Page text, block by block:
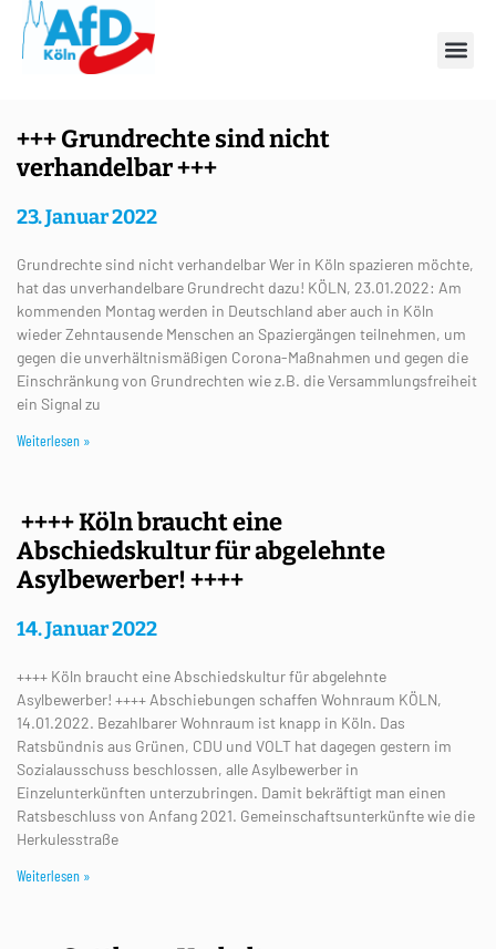
Jahr: 2022
+++ Grundrechte sind nicht
verhandelbar +++
23. Januar 2022
Grundrechte sind nicht verhandelbar Wer in Köln spazieren möchte,
hat das unverhandelbare Grundrecht dazu! KÖLN, 23.01.2022: Am
kommenden Montag werden in Deutschland aber auch in Köln
wieder Zehntausende Menschen an Spaziergängen teilnehmen, um
gegen die unverhältnismäßigen Corona-Maßnahmen und gegen die
Einschränkung von Grundrechten wie z.B. die Versammlungsfreiheit
ein Signal zu
Weiterlesen »
++++ Köln braucht eine
Abschiedskultur für abgelehnte
Asylbewerber! ++++
14. Januar 2022
++++ Köln braucht eine Abschiedskultur für abgelehnte
Asylbewerber! ++++ Abschiebungen schaffen Wohnraum KÖLN,
14.01.2022. Bezahlbarer Wohnraum ist knapp in Köln. Das
Ratsbündnis aus Grünen, CDU und VOLT hat dagegen gestern im
Sozialausschuss beschlossen, alle Asylbewerber in
Einzelunterkünften unterzubringen. Damit bekräftigt man einen
Ratsbeschluss von Anfang 2021. Gemeinschaftsunterkünfte wie die
Herkulesstraße
Weiterlesen »